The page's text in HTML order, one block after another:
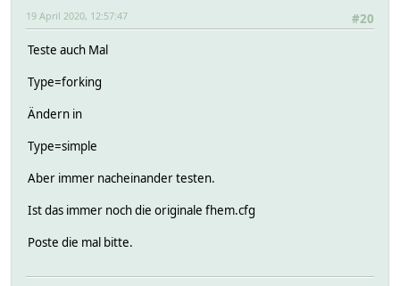
#20
19 April 2020, 12:57:47
Teste auch Mal
Type=forking
Ändern in
Type=simple
Aber immer nacheinander testen.
Ist das immer noch die originale fhem.cfg
Poste die mal bitte.